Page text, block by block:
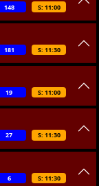
S: 11:00
148
S: 11:30
181
S: 11:00
19
S: 11:30
27
S: 11:30
6